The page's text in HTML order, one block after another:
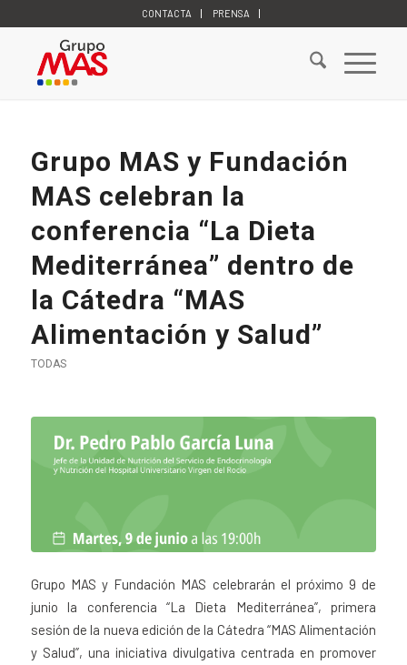
CONTACTA PRENSA
Grupo MAS y Fundación
MAS celebran la
conferencia “La Dieta
Mediterránea” dentro de
la Cátedra “MAS
Alimentación y Salud”
TODAS
Grupo MAS y Fundación MAS celebrarán el próximo 9 de
junio la conferencia “La Dieta Mediterránea”, primera
sesión de la nueva edición de la Cátedra “MAS Alimentación
y Salud”, una iniciativa divulgativa centrada en promover